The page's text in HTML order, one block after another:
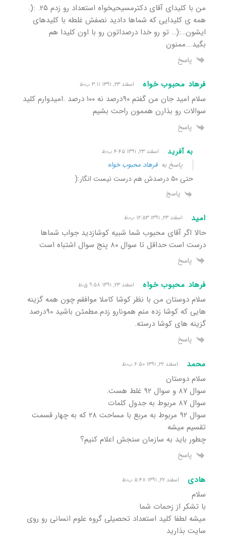
من با کلیدای آقای دکترمسیحیخواه استعداد رو زدم ۲۵. :(.
همه ی کلیدایی که شماها دادید نصفش غلطه با کلیدهای
ایشون…:(… تو رو خدا درصداتون رو با اون کلیدا هم
بگید….ممنون
پاسخ
فرهاد محبوب خواه اسفند ۲۳, ۱۳۹۱ ۳:۱۱ ب٫ظ
سلام امید جان من گفتم ۹۰درصد نه ۱۰۰ درصد .امیدوارم کلید
سوالات رو بذارن هممون راحت بشیم
پاسخ
به آفرید اسفند ۲۳, ۱۳۹۱ ۴:۴۵ ب٫ظ
پاسخ بهفرهاد محبوب خواه
حتی ۵۰ درصدش هم درست نیست انگار:(
پاسخ
امید اسفند ۲۳, ۱۳۹۱ ۱۲:۵۳ ب٫ظ
حالا اگر آقای محبوب شما شبیه کوشازدید جواب شماها
درست است حداقل تا سوال ۸۰ پنج سوال اشتباه است
پاسخ
فرهاد محبوب خواه اسفند ۲۳, ۱۳۹۱ ۹:۵۸ ق٫ظ
سلام دوستان من با نظر کوشا کاملا موافقم چون همه گزینه
هایی که کوشا زده منم همونارو زدم.مطمئن باشید ۹۰درصد
گزینه های کوشا درسته.
پاسخ
محمد اسفند ۲۲, ۱۳۹۱ ۶:۵۰ ب٫ظ
سلام دوستان
سوال ۸۷ و سوال ۹۲ غلط هست.
سوال ۸۷ مربوط به جدول کلمات
سوال ۹۲ مربوط به مربع با مساحت ۲۸ که به چهار قسمت
تقسیم میشه
چطور باید به سازمان سنجش اعلام کنیم؟
پاسخ
هادی اسفند ۲۲, ۱۳۹۱ ۵:۴۸ ب٫ظ
سلام
با تشکر از زحمات شما
میشه لطفا کلید استعداد تحصیلی گروه علوم انسانی رو روی
سایت بذارید